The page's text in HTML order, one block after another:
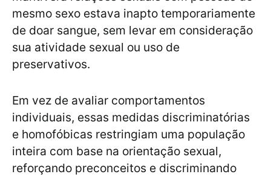
mesmo sexo estava inapto temporariamente
de doar sangue, sem levar em consideração
sua atividade sexual ou uso de
preservativos.
Em vez de avaliar comportamentos
individuais, essas medidas discriminatórias
e homofóbicas restringiam uma população
inteira com base na orientação sexual,
reforçando preconceitos e discriminando